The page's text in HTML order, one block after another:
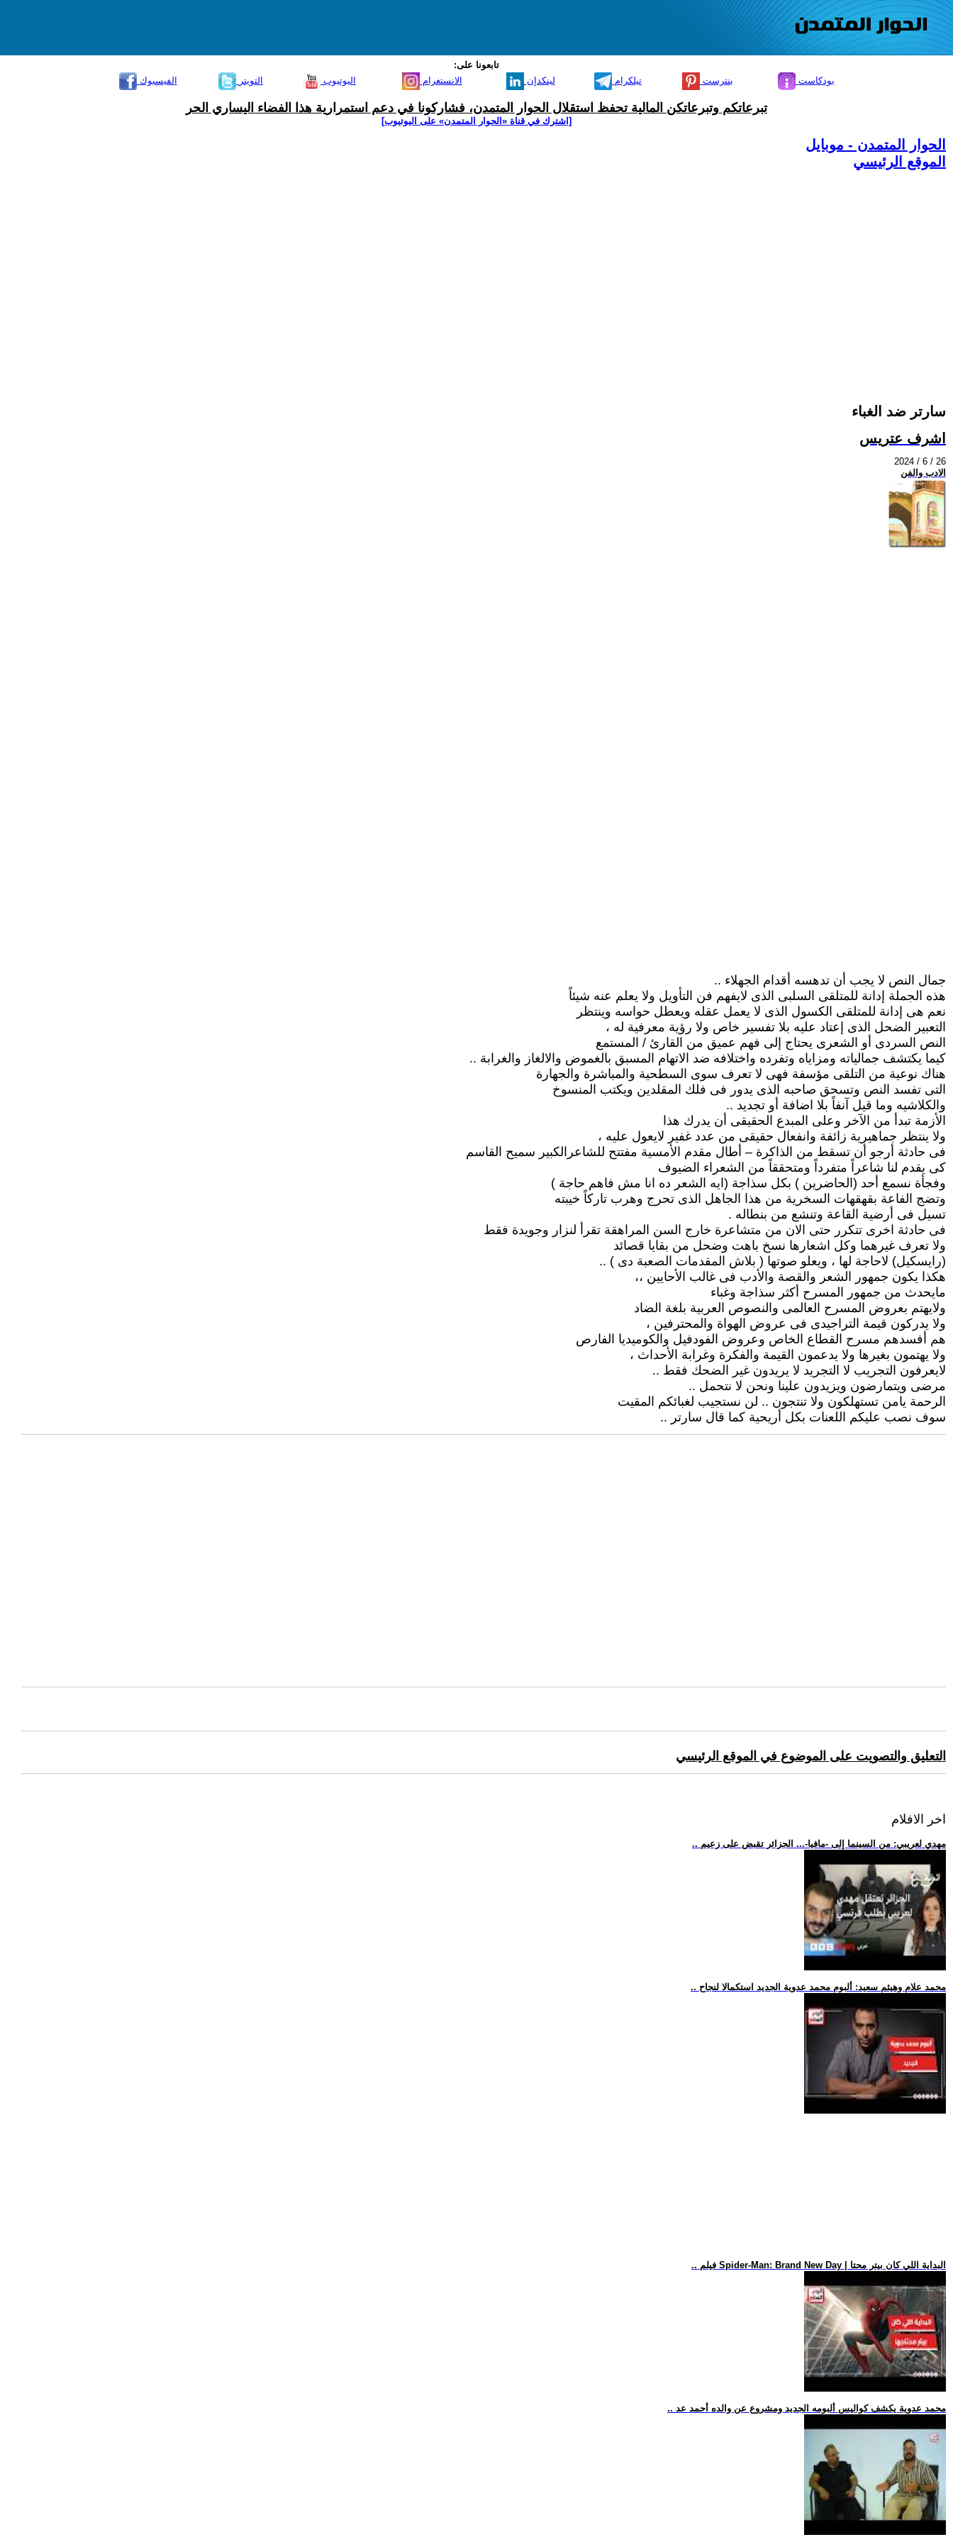
تابعونا على:
الفيسبوك
التويتر اليوتيوب الانستغرام لينكدإن تيلكرام بنترست بودكاست
تبرعاتكم وتبرعاتكن المالية تحفظ استقلال الحوار المتمدن، فشاركونا في دعم استمرارية هذا الفضاء اليساري الحر
[اشترك في قناة ‫«الحوار المتمدن» على اليوتيوب]
الحوار المتمدن - موبايل
الموقع الرئيسي
سارتر ضد الغباء
اشرف عتريس
2024 / 6 / 26
الادب والفن
جمال النص لا يجب أن تدهسه أقدام الجهلاء ..
هذه الجملة إدانة للمتلقى السلبى الذى لايفهم فن التأويل ولا يعلم عنه شيئاً
نعم هى إدانة للمتلقى الكسول الذى لا يعمل عقله ويعطل حواسه وينتظر
التعبير الضحل الذى إعتاد عليه بلا تفسير خاص ولا رؤية معرفية له ،
النص السردى أو الشعرى يحتاج إلى فهم عميق من القارئ / المستمع
كيما يكتشف جمالياته ومزاياه وتفرده واختلافه ضد الاتهام المسبق بالغموض والالغاز والغرابة ..
هناك نوعية من التلقى مؤسفة فهى لا تعرف سوى السطحية والمباشرة والجهارة
التى تفسد النص وتسحق صاحبه الذى يدور فى فلك المقلدين ويكتب المنسوخ
والكلاشيه وما قيل آنفاً بلا اضافة أو تجديد ..
الأزمة تبدأ من الآخر وعلى المبدع الحقيقى أن يدرك هذا
ولا ينتظر جماهيرية زائفة وانفعال حقيقى من عدد غفير لايعول عليه ،
فى حادثة أرجو أن تسقط من الذاكرة – أطال مقدم الأمسية مفتتح للشاعرالكبير سميح القاسم
كى يقدم لنا شاعراً متفرداً ومتحققاً من الشعراء الضيوف
وفجأة نسمع أحد (الحاضرين ) بكل سذاجة (ايه الشعر ده انا مش فاهم حاجة )
وتضج الفاعة بقهقهات السخرية من هذا الجاهل الذى تحرج وهرب تاركاً خيبته
تسيل فى أرضية القاعة وتنشع من بنطاله .
فى حادثة اخرى تتكرر حتى الان من متشاعرة خارج السن المراهقة تقرأ لنزار وجويدة فقط
ولا تعرف غيرهما وكل اشعارها نسخ باهت وضحل من بقايا قصائد
(رايسكيل) لاحاجة لها ، ويعلو صوتها ( بلاش المقدمات الصعبة دى ) ..
هكذا يكون جمهور الشعر والقصة والأدب فى غالب الأحايين ،،
مايحدث من جمهور المسرح أكثر سذاجة وغباء
ولايهتم بعروض المسرح العالمى والنصوص العربية بلغة الضاد
ولا يدركون قيمة التراجيدى فى عروض الهواة والمحترفين ،
هم أفسدهم مسرح القطاع الخاص وعروض الفودفيل والكوميديا الفارص
ولا يهتمون بغيرها ولا يدعمون القيمة والفكرة وغرابة الأحداث ،
لايعرفون التجريب لا التجريد لا يريدون غير الضحك فقط ..
مرضى ويتمارضون ويزيدون علينا ونحن لا نتحمل ..
الرحمة يامن تستهلكون ولا تنتجون .. لن نستجيب لغبائكم المقيت
سوف نصب عليكم اللعنات بكل أريحية كما قال سارتر ..
التعليق والتصويت على الموضوع في الموقع الرئيسي
اخر الافلام
.. مهدي لعريبي: من السينما إلى -مافيا-... الجزائر تقبض على زعيم
.. محمد علام وهيثم سعيد: ألبوم محمد عدوية الجديد استكمالا لنجاح
.. فيلم Spider-Man: Brand New Day | البداية اللي كان بيتر محتا
.. محمد عدوية يكشف كواليس ألبومه الجديد ومشروع عن والده أحمد عد